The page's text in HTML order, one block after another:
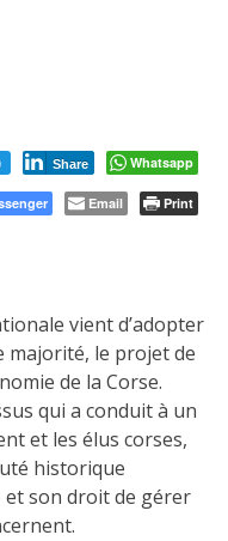
Share Whatsapp
Email Print
vient d’adopter
majorité, le projet de
de la Corse.
qui a conduit à un
et les élus corses,
historique
son droit de gérer